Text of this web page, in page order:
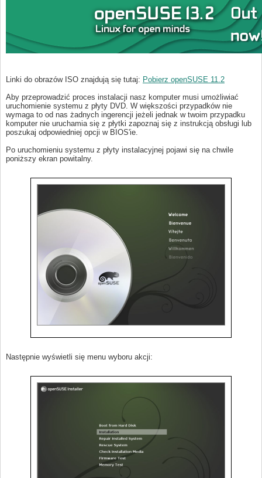
Linki do obrazów ISO znajdują się tutaj: Pobierz openSUSE 11.2
Aby przeprowadzić proces instalacji nasz komputer musi umożliwiać
uruchomienie systemu z płyty DVD. W większości przypadków nie
wymaga to od nas żadnych ingerencji jeżeli jednak w twoim przypadku
komputer nie uruchamia się z płytki zapoznaj się z instrukcją obsługi lub
poszukaj odpowiedniej opcji w BIOS'ie.
Po uruchomieniu systemu z płyty instalacyjnej pojawi się na chwile
poniższy ekran powitalny.
Następnie wyświetli się menu wyboru akcji: